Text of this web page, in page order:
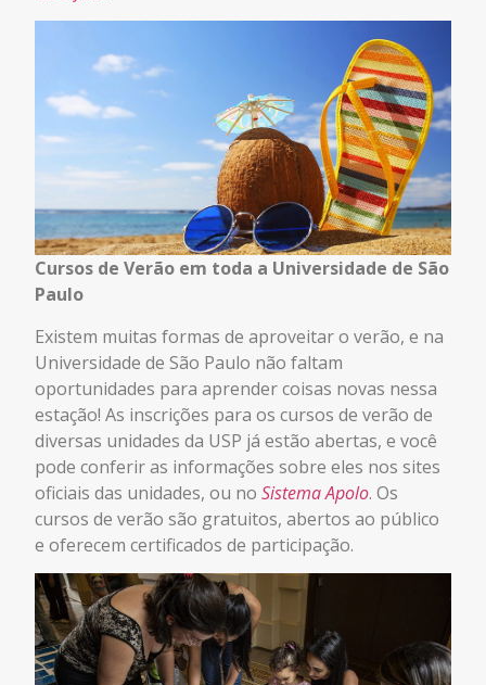
Cursos de Verão em toda a Universidade de São
Paulo
Existem muitas formas de aproveitar o verão, e na
Universidade de São Paulo não faltam
oportunidades para aprender coisas novas nessa
estação! As inscrições para os cursos de verão de
diversas unidades da USP já estão abertas, e você
pode conferir as informações sobre eles nos sites
oficiais das unidades, ou no Sistema Apolo. Os
cursos de verão são gratuitos, abertos ao público
e oferecem certificados de participação.